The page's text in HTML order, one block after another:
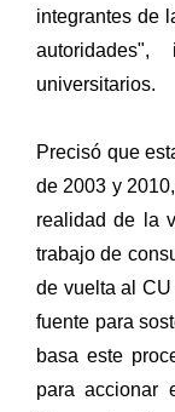
integrantes de
universitarios.
Precisó que
de 2003 y
realidad de la
trabajo de
de vuelta al
fuente para
basa este
para accionar